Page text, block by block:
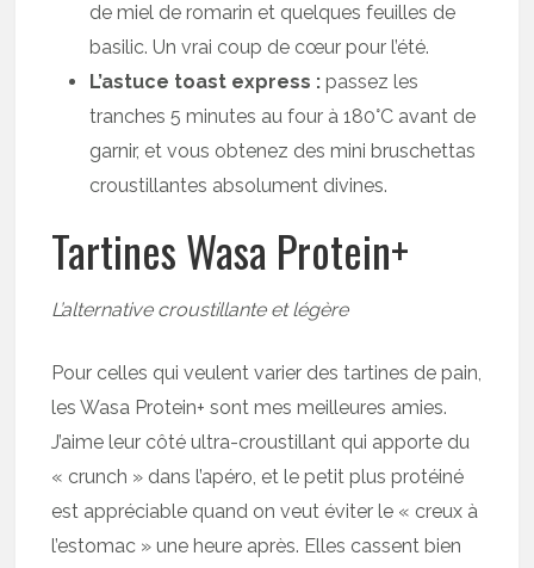
de miel de romarin et quelques feuilles de
basilic. Un vrai coup de cœur pour l’été.
L’astuce toast express : passez les
tranches 5 minutes au four à 180°C avant de
garnir, et vous obtenez des mini bruschettas
croustillantes absolument divines.
Tartines Wasa Protein+
L’alternative croustillante et légère
Pour celles qui veulent varier des tartines de pain,
les Wasa Protein+ sont mes meilleures amies.
J’aime leur côté ultra-croustillant qui apporte du
« crunch » dans l’apéro, et le petit plus protéiné
est appréciable quand on veut éviter le « creux à
l’estomac » une heure après. Elles cassent bien